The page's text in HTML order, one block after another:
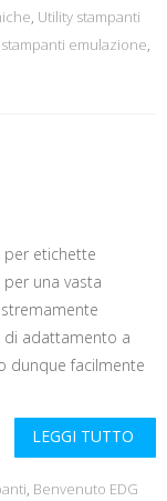
, Utility stampanti
emulazione,
per etichette
una vasta
di adattamento a
dunque facilmente
LEGGI TUTTO
, Benvenuto EDG